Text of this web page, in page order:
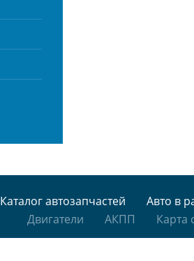
Каталог автозапчастей
Авто в
Двигатели
АКПП Карта